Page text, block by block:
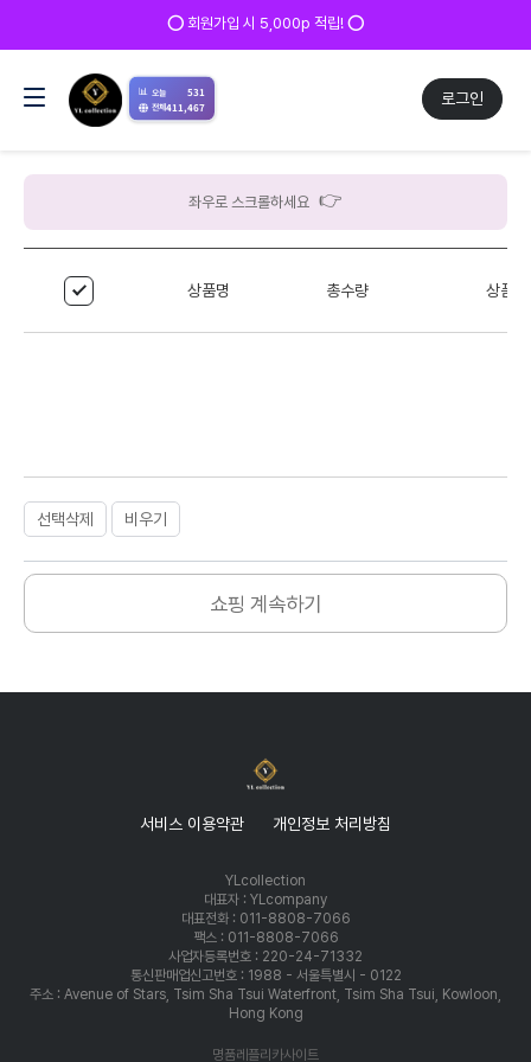
⭕ 회원가입 시 5,000p 적립! ⭕
로그인
📊 오늘 531
전체411,467
좌우로 스크롤하세요 👉
상품명 총수량 상품
선택삭제 비우기
쇼핑 계속하기
서비스 이용약관 개인정보 처리방침
YLcollection
대표자 : YLcompany
대표전화 : 011-8808-7066
팩스 : 011-8808-7066
사업자등록번호 : 220-24-71332
통신판매업신고번호 : 1988 - 서울특별시 - 0122
주소 : Avenue of Stars, Tsim Sha Tsui Waterfront, Tsim Sha Tsui, Kowloon,
Hong Kong
명품레플리카사이트